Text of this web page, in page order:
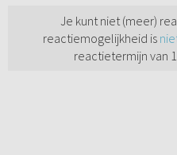
Je kunt niet (meer)
reactiemogelijkheid is
reactietermijn van